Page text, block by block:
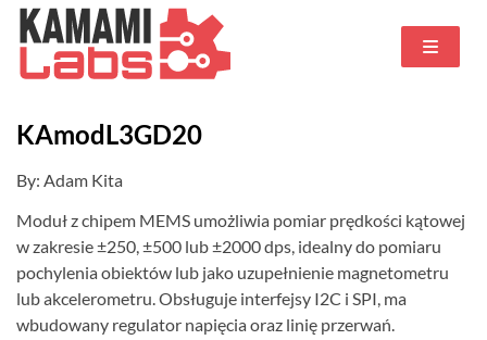
KAmodL3GD20
By: Adam Kita
Moduł z chipem MEMS umożliwia pomiar prędkości kątowej
w zakresie ±250, ±500 lub ±2000 dps, idealny do pomiaru
pochylenia obiektów lub jako uzupełnienie magnetometru
lub akcelerometru. Obsługuje interfejsy I2C i SPI, ma
wbudowany regulator napięcia oraz linię przerwań.